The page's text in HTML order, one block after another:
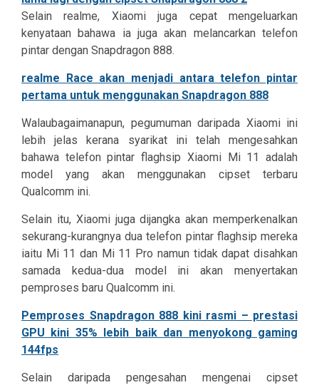
Selain realme, Xiaomi juga cepat mengeluarkan
kenyataan bahawa ia juga akan melancarkan telefon
pintar dengan Snapdragon 888.
realme Race akan menjadi antara telefon pintar
pertama untuk menggunakan Snapdragon 888
Walaubagaimanapun, pegumuman daripada Xiaomi ini
lebih jelas kerana syarikat ini telah mengesahkan
bahawa telefon pintar flaghsip Xiaomi Mi 11 adalah
model yang akan menggunakan cipset terbaru
Qualcomm ini.
Selain itu, Xiaomi juga dijangka akan memperkenalkan
sekurang-kurangnya dua telefon pintar flaghsip mereka
iaitu Mi 11 dan Mi 11 Pro namun tidak dapat disahkan
samada kedua-dua model ini akan menyertakan
pemproses baru Qualcomm ini.
Pemproses Snapdragon 888 kini rasmi – prestasi
GPU kini 35% lebih baik dan menyokong gaming
144fps
Selain daripada pengesahan mengenai cipset